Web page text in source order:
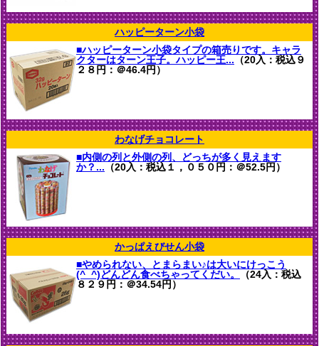
ハッピーターン小袋
■ハッピーターン小袋タイプの箱売りです。キャラ
クターはターン王子。ハッピー王... （20入：税込９
２８円：＠46.4円）
わなげチョコレート
■内側の列と外側の列、どっちが多く見えます
か？... （20入：税込１，０５０円：＠52.5円）
かっぱえびせん小袋
■やめられない、とまらまい♪は大いにけっこう
(^_^)どんどん食べちゃってくだい。
（24入：税込
８２９円：＠34.54円）